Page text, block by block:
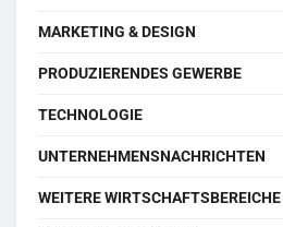
MARKETING & DESIGN
PRODUZIERENDES GEWERBE
TECHNOLOGIE
UNTERNEHMENSNACHRICHTEN
WEITERE WIRTSCHAFTSBEREICHE